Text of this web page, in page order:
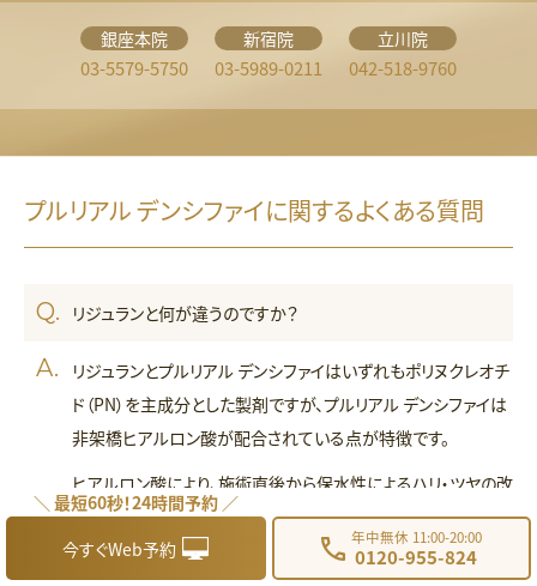
銀座本院
03-5579-5750
新宿院
03-5989-0211
立川院
042-518-9760
プルリアル デンシファイに関するよくある質問
リジュランと何が違うのですか？
リジュランとプルリアル デンシファイはいずれもポリヌクレオチ
ド（PN）を主成分とした製剤ですが、プルリアル デンシファイは
非架橋ヒアルロン酸が配合されている点が特徴です。
ヒアルロン酸により、施術直後から保水性によるハリ・ツヤの改
善を実感できます。一方でPN成分は時間をかけて線維芽細胞
を刺激し、コラーゲンやエラスチンの産生を促進します。
＼ 最短60秒！24時間予約 ／
今すぐWeb予約
年中無休 11:00-20:00
0120-955-824